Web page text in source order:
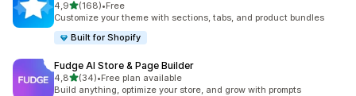
4,9stelle su 5
(168)
168 recensioni totali
•Free
Customize your theme with sections, tabs, and product bundles
Built for Shopify
Fudge AI Store & Page Builder
4,8stelle su 5
(34)
34 recensioni totali
•Free plan available
Build anything, optimize your store, and grow with prompts